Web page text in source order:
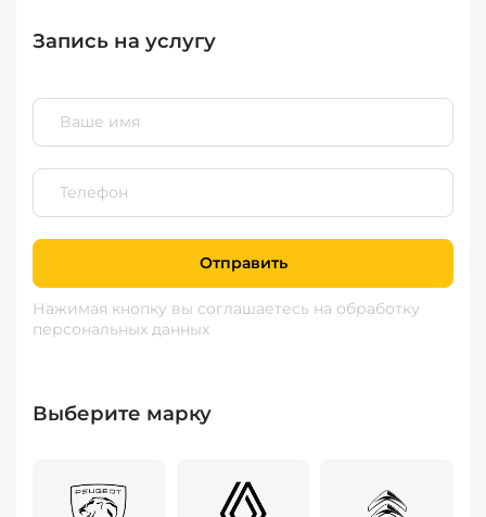
Запись на услугу
Отправить
Нажимая кнопку вы соглашаетесь на обработку
персональных данных
Выберите марку